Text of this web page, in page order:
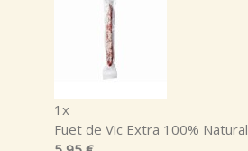
1x
Fuet de Vic Extra 100% Natural